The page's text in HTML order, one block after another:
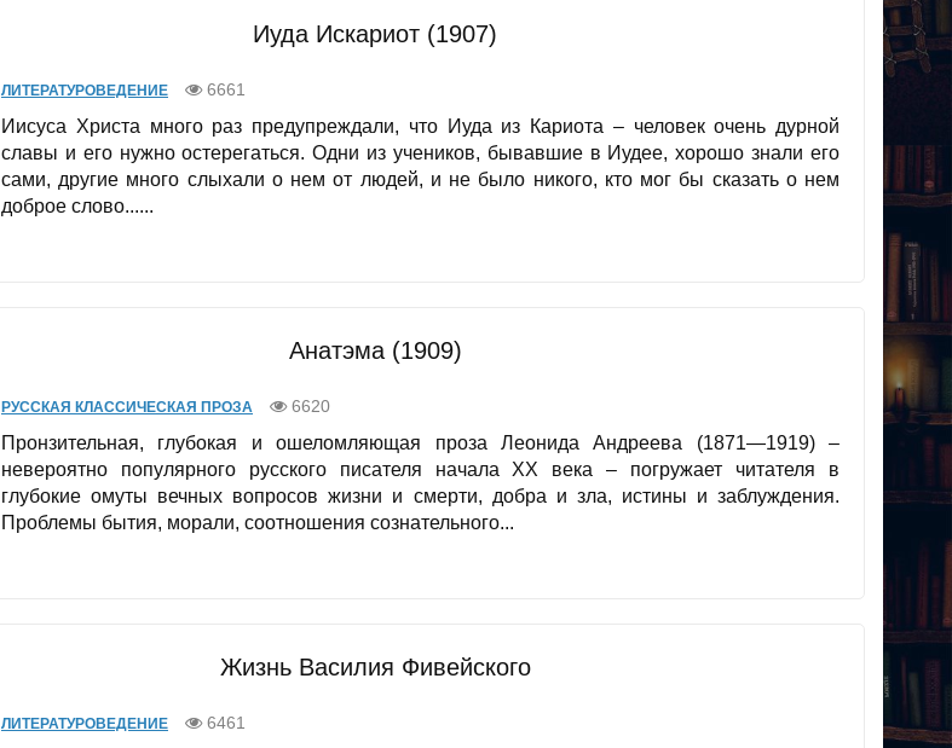
Иуда Искариот (1907)
ЛИТЕРАТУРОВЕДЕНИЕ 6661
Иисуса Христа много раз предупреждали, что Иуда из Кариота – человек очень дурной
славы и его нужно остерегаться. Одни из учеников, бывавшие в Иудее, хорошо знали его
сами, другие много слыхали о нем от людей, и не было никого, кто мог бы сказать о нем
доброе слово......
Анатэма (1909)
РУССКАЯ КЛАССИЧЕСКАЯ ПРОЗА 6620
Пронзительная, глубокая и ошеломляющая проза Леонида Андреева (1871—1919) –
невероятно популярного русского писателя начала XX века – погружает читателя в
глубокие омуты вечных вопросов жизни и смерти, добра и зла, истины и заблуждения.
Проблемы бытия, морали, соотношения сознательного...
Жизнь Василия Фивейского
ЛИТЕРАТУРОВЕДЕНИЕ 6461